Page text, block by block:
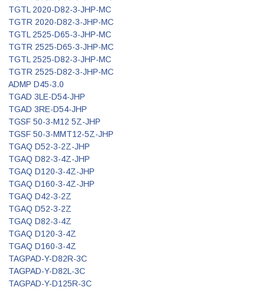
TGTL 2020-D82-3-JHP-MC
TGTR 2020-D82-3-JHP-MC
TGTL 2525-D65-3-JHP-MC
TGTR 2525-D65-3-JHP-MC
TGTL 2525-D82-3-JHP-MC
TGTR 2525-D82-3-JHP-MC
ADMP D45-3.0
TGAD 3LE-D54-JHP
TGAD 3RE-D54-JHP
TGSF 50-3-M12 5Z-JHP
TGSF 50-3-MMT12-5Z-JHP
TGAQ D52-3-2Z-JHP
TGAQ D82-3-4Z-JHP
TGAQ D120-3-4Z-JHP
TGAQ D160-3-4Z-JHP
TGAQ D42-3-2Z
TGAQ D52-3-2Z
TGAQ D82-3-4Z
TGAQ D120-3-4Z
TGAQ D160-3-4Z
TAGPAD-Y-D82R-3C
TAGPAD-Y-D82L-3C
TAGPAD-Y-D125R-3C